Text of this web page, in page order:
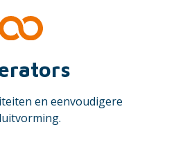
en eenvoudigere